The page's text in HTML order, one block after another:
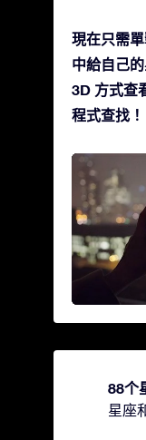
現在只需
中給自己
3D 方式查
程式查找！
88个
星座